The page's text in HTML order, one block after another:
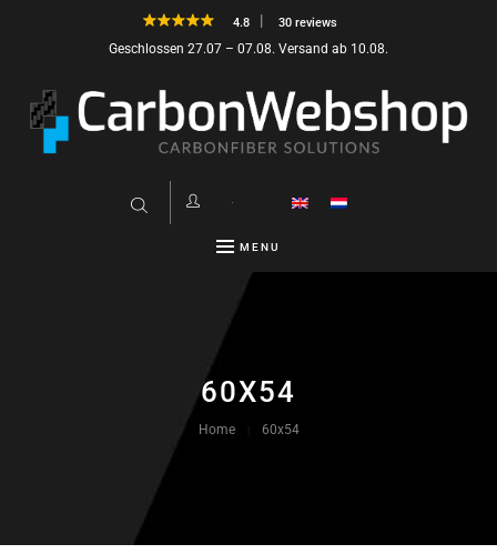
4.8 30 reviews
Geschlossen 27.07 – 07.08. Versand ab 10.08.
MENU
60X54
Home 60x54